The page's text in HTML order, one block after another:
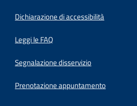
Dichiarazione di accessibilità
Leggi le FAQ
Segnalazione disservizio
Prenotazione appuntamento